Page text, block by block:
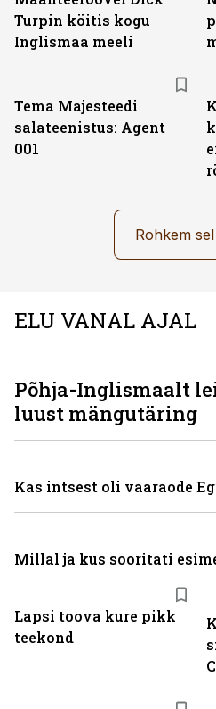
Turpin köitis kogu
Inglismaa meeli
Tema Majesteedi
salateenistus: Agent
001
Rohkem
ELU VANAL AJAL
Lapsi toova kure pikk
teekond
Põhja-Inglismaalt
luust mängutäring
Kas intsest oli vaaraode
Millal ja kus sooritati